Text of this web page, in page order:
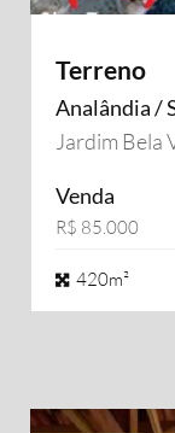
Terreno
Analândia /
Jardim Bela
Venda
R$ 85.000
420m²